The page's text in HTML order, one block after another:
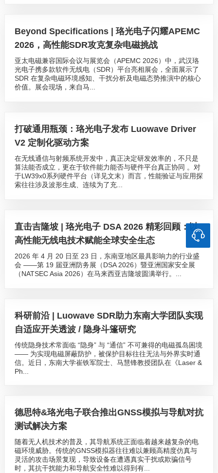
Beyond Specifications | 珞光电子闪耀APEMC
2026，高性能SDR攻克复杂电磁挑战
亚太电磁兼容国际会议与展览会（APEMC 2026）中，武汉珞
光电子携多款软件无线电（SDR）平台亮相展会，全面展示了
SDR 在复杂电磁环境感知、干扰分析及电磁态势推演中的核心
价值。展会现场，来自马...
打破通用瓶颈：珞光电子发布 Luowave Driver
V2 定制化驱动方案
在无线通信与射频系统开发中，真正决定研发效率的，不只是
算法能否成立，更在于软件能力能否与硬件平台真正协同 。对
于LW39x0系列硬件平台（详见文末）而言，性能验证与应用探
索往往涉及波形生成、连续为了充...
直击吉隆坡 | 珞光电子 DSA 2026 精彩回顾：以
高性能无线电技术赋能全球安全生态
2026 年 4 月 20 日至 23 日，东南亚地区最具影响力的行业盛
会 ——第 19 届亚洲防务展（DSA 2026）暨亚洲国家安全展
（NATSEC Asia 2026）在马来西亚吉隆坡圆满举行。...
科研前沿 | Luowave SDR助力东南大学团队实现
自适应开关透波 / 隐身斗篷研究
传统隐身技术常面临 “隐身” 与 “通信” 不可兼得的电磁孤岛困境
—— 为实现电磁屏蔽防护，被保护目标往往无法与外界实时通
信。近日，东南大学崔铁军院士、马慧锋教授团队在《Laser &
Ph...
德思特&珞光电子联合推出GNSS模拟与导航对抗
测试解决方案
随着无人机技术的普及，其导航系统正面临着越来越复杂的电
磁环境威胁。传统的GNSS模拟器往往难以兼顾高精度仿真与
灵活的攻击场景复现，导致设备在遭遇真实干扰或欺骗信号
时，其抗干扰能力和导航安全性难以得到有...